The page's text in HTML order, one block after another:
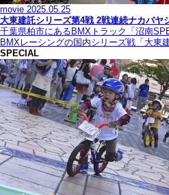
movie 2025.05.25
大東建託シリーズ第4戦 2戦連続ナカバヤ
千葉県柏市にあるBMXトラック「沼南
BMXレーシングの国内シリーズ戦「大東
SPECIAL